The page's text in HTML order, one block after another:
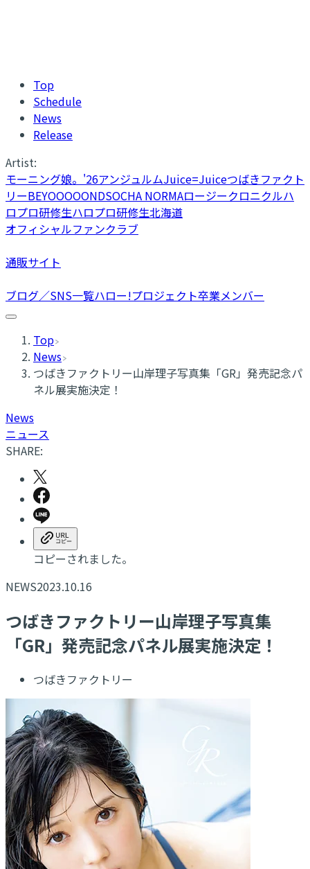
Top
Schedule
News
Release
Artist:
モーニング娘。'26アンジュルムJuice=Juiceつばきファクト
リーBEYOOOOONDSOCHA NORMAロージークロニクルハ
ロプロ研修生ハロプロ研修生北海道
オフィシャルファンクラブ
通販サイト
ブログ／SNS一覧ハロー!プロジェクト卒業メンバー
Top
News
つばきファクトリー山岸理子写真集「GR」発売記念パ
ネル展実施決定！
News
ニュース
SHARE:
コピーされました。
NEWS2023.10.16
つばきファクトリー山岸理子写真集
「GR」発売記念パネル展実施決定！
つばきファクトリー